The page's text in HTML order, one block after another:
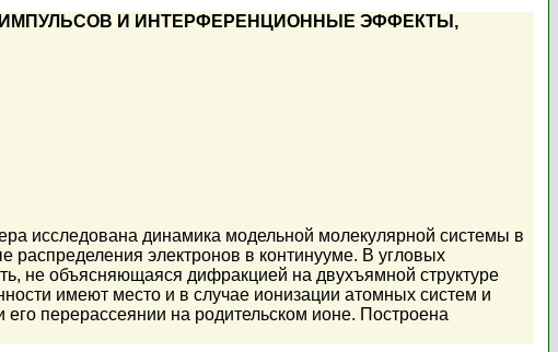
И ИНТЕРФЕРЕНЦИОННЫЕ ЭФФЕКТЫ,
исследована динамика модельной молекулярной системы в
электронов в континууме. В угловых
не объясняющаяся дифракцией на двухъямной структуре
имеют место и в случае ионизации атомных систем и
перерассеянии на родительском ионе. Построена